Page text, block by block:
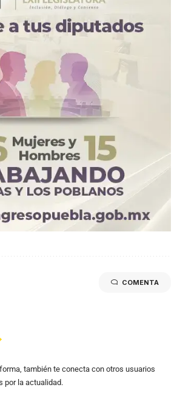
COMENTA
también te conecta con otros usuarios
por la actualidad.